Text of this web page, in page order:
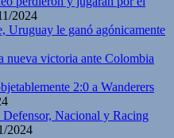
2024
Uruguay le ganó agónicamente
nueva victoria ante Colombia
2:0 a Wanderers
Nacional y Racing
2024